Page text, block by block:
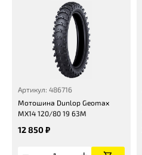
Артикул: 486716
Мотошина Dunlop Geomax
MX14 120/80 19 63M
12 850 ₽